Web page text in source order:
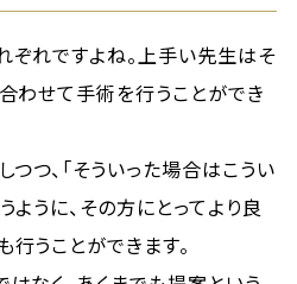
ぞれですよね。上手い先生はそ
わせて手術を行うことができ
つつ、「そういった場合はこうい
ように、その方にとってより良
うことができます。